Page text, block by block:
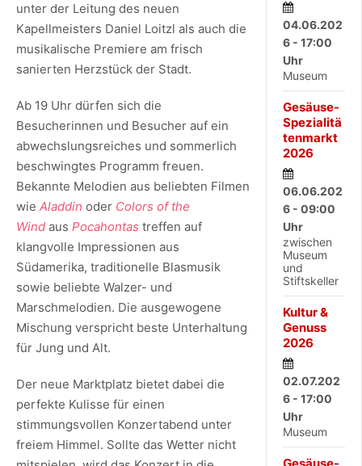
unter der Leitung des neuen
Kapellmeisters Daniel Loitzl als auch die
musikalische Premiere am frisch
sanierten Herzstück der Stadt.
Ab 19 Uhr dürfen sich die
Besucherinnen und Besucher auf ein
abwechslungsreiches und sommerlich
beschwingtes Programm freuen.
Bekannte Melodien aus beliebten Filmen
wie Aladdin oder Colors of the
Wind aus Pocahontas treffen auf
klangvolle Impressionen aus
Südamerika, traditionelle Blasmusik
sowie beliebte Walzer- und
Marschmelodien. Die ausgewogene
Mischung verspricht beste Unterhaltung
für Jung und Alt.
Der neue Marktplatz bietet dabei die
perfekte Kulisse für einen
stimmungsvollen Konzertabend unter
freiem Himmel. Sollte das Wetter nicht
04.06.202
6 - 17:00
Uhr
Museum
Gesäuse-
Spezialitä
tenmarkt
2026
06.06.202
6 - 09:00
Uhr
zwischen
Museum
und
Stiftskeller
Kultur &
Genuss
2026
02.07.202
6 - 17:00
Uhr
Museum